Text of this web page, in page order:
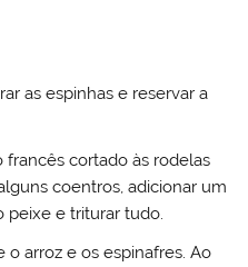
as espinhas e reservar a
cortado às rodelas
coentros, adicionar um
peixe e triturar tudo.
o arroz e os espinafres. Ao